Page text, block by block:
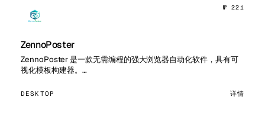
№ 221
ZennoPoster
ZennoPoster 是一款无需编程的强大浏览器自动化软件，具有可
视化模板构建器。…
DESKTOP 详情